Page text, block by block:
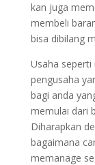
kan juga
membeli
bisa dibilang
Usaha seperti
pengusaha
bagi anda
memulai dari
Diharapkan
bagaimana
memanage